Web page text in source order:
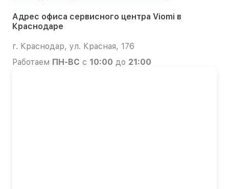
Адрес офиса сервисного центра Viomi в
Краснодаре
г. Краснодар, ул. Красная, 176
Работаем ПН-ВС с 10:00 до 21:00